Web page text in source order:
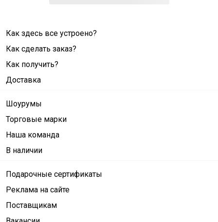
Как здесь все устроено?
Как сделать заказ?
Как получить?
Доставка
Шоурумы
Торговые марки
Наша команда
В наличии
Подарочные сертификаты
Реклама на сайте
Поставщикам